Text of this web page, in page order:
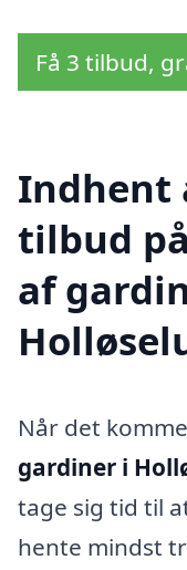
Få 3 tilbud,
Indhent
tilbud
af
Når det
gardiner i
tage sig tid til
hente mindst